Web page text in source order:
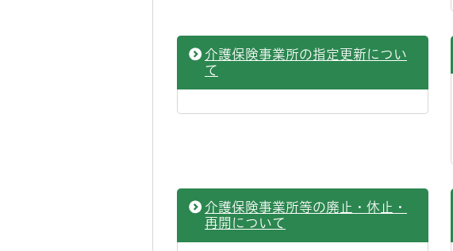
介護保険事業所の指定更新につい
て
介護保険事業所等の廃止・休止・
再開について